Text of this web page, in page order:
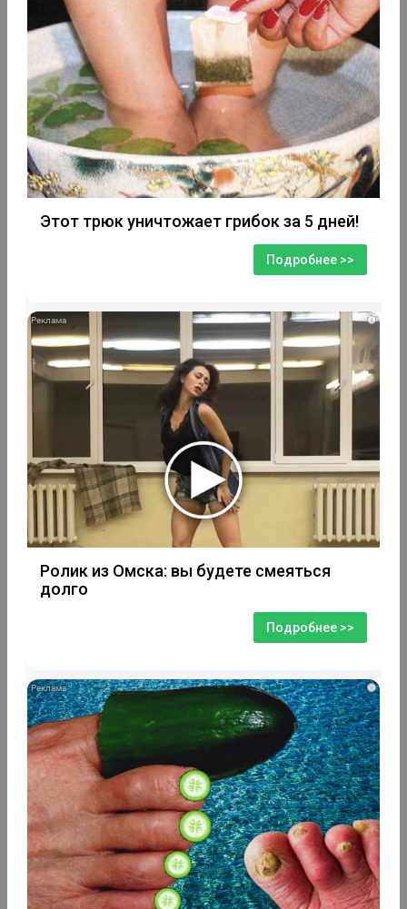
Этот трюк уничтожает грибок за 5 дней!
Подробнее >>
i
Ролик из Омска: вы будете смеяться
долго
Подробнее >>
i